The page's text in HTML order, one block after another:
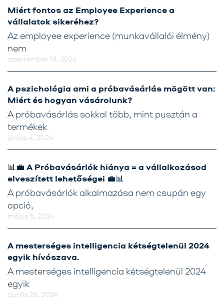
Miért fontos az Employee Experience a
vállalatok sikeréhez?
szeptember 13, 2024
Az employee experience (munkavállalói élmény)
nem
A pszichológia ami a próbavásárlás mögött van:
Miért és hogyan vásárolunk?
június 4, 2024
A próbavásárlás sokkal több, mint pusztán a
termékek
📊💼 A Próbavásárlók hiánya = a vállalkozásod
elveszített lehetőségei 💼📊
május 5, 2024
A próbavásárlók alkalmazása nem csupán egy
opció,
A mesterséges intelligencia kétségtelenül 2024
egyik hívószava.
április 28, 2024
A mesterséges intelligencia kétségtelenül 2024
egyik